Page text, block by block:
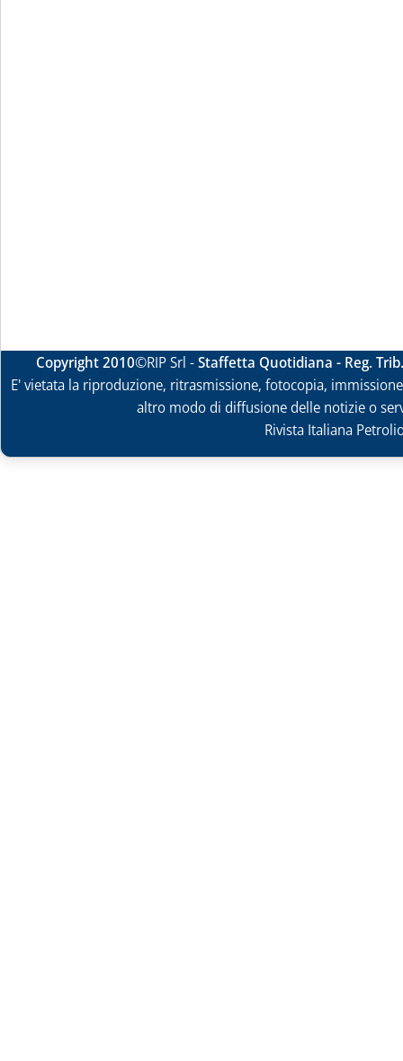
Copyright 2010©RIP Srl -Staffetta Quotidiana - Reg.
E' vietata la riproduzione, ritrasmissione, fotocopia,
altro modo di diffusione delle notizie o
Rivista Italiana